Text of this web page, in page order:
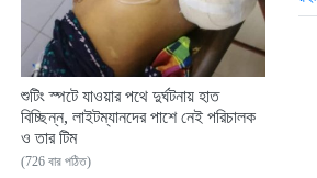
শুটিং স্পটে যাওয়ার পথে দুর্ঘটনায় হাত
বিচ্ছিন্ন, লাইটম্যানদের পাশে নেই পরিচালক
ও তার টিম
(726 বার পঠিত)